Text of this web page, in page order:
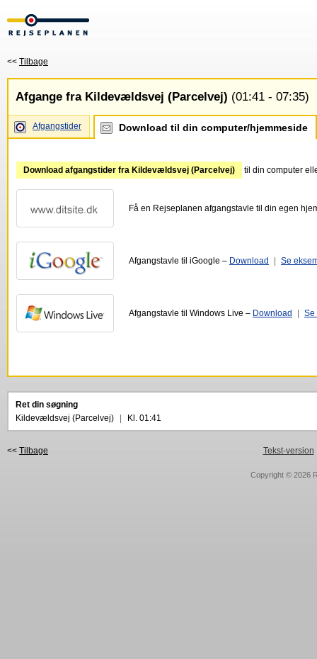
<< Tilbage
Afgange fra Kildevældsvej (Parcelvej) (01:41 - 07:35)
Afgangstider Download til din computer/hjemmeside
Download afgangstider fra Kildevældsvej (Parcelvej) til din computer
Få en Rejseplanen afgangstavle til din egen
Afgangstavle til iGoogle – Download Se
Afgangstavle til Windows Live – Download Se
Ret din søgning
Kildevældsvej (Parcelvej)
Kl. 01:41
<< Tilbage Tekst-version
Copyright © 2026